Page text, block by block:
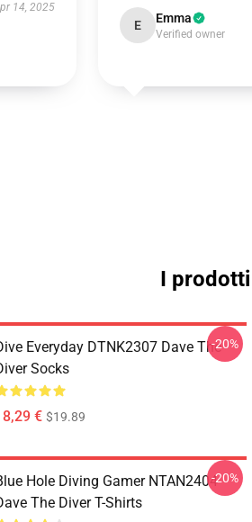
14, 2025
E Emma
Verified owner
I
Everyday DTNK2307 Dave The
Socks
€ $19.89
-20%
Hole Diving Gamer NTAN2404
The Diver T-Shirts
-20%